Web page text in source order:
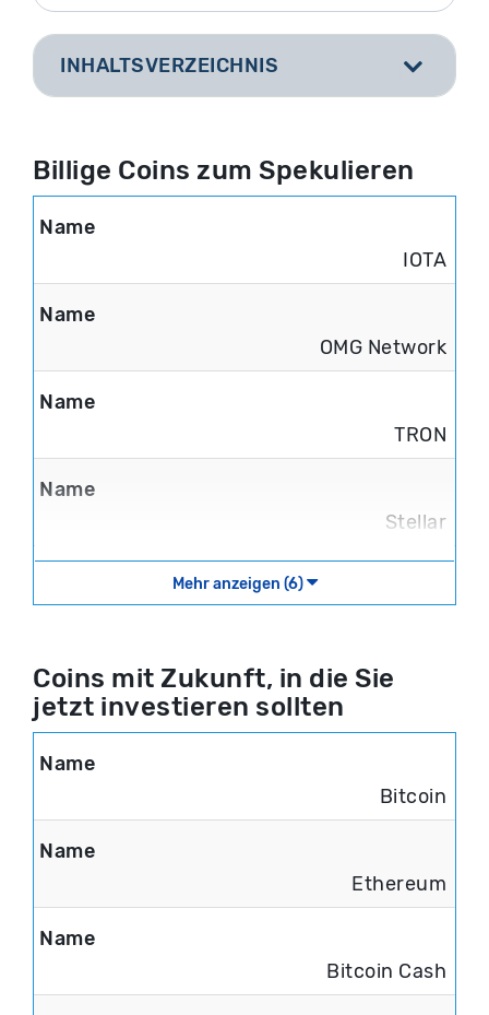
INHALTSVERZEICHNIS
Billige Coins zum Spekulieren
IOTA
OMG Network
TRON
Stellar
Mehr anzeigen (6)
Coins mit Zukunft, in die Sie
jetzt investieren sollten
Bitcoin
Ethereum
Bitcoin Cash